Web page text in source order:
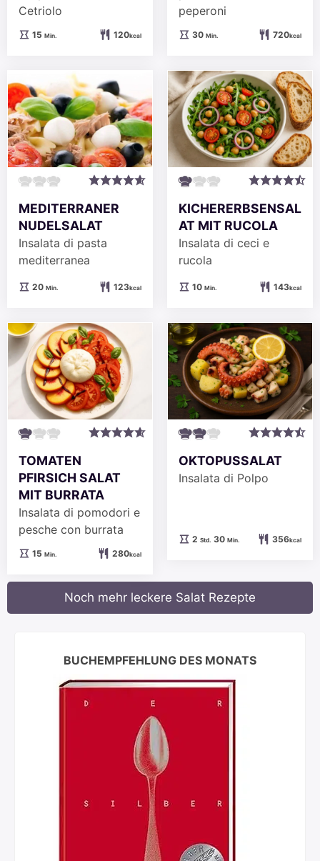
Cetriolo
15Minuten
Min. 120kcal
peperoni
30Minuten
Min. 720kcal
MEDITERRANER
NUDELSALAT
Insalata di pasta
mediterranea
20Minuten
Min. 123kcal
KICHERERBSENSAL
AT MIT RUCOLA
Insalata di ceci e
rucola
10Minuten
Min. 143kcal
TOMATEN
PFIRSICH SALAT
MIT BURRATA
Insalata di pomodori e
pesche con burrata
15Minuten
Min. 280kcal
OKTOPUSSALAT
Insalata di Polpo
2Stunden
Std. 30Minuten
Min. 356kcal
Noch mehr leckere Salat Rezepte
BUCHEMPFEHLUNG DES MONATS